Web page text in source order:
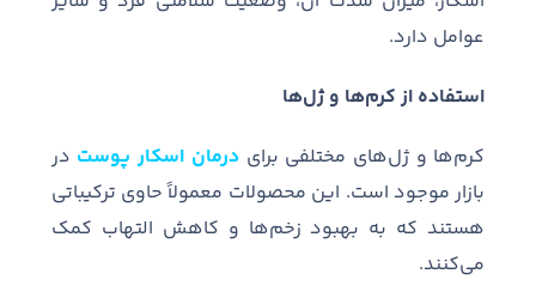
عوامل دارد.
استفاده از کرم‌ها و ژل‌ها
کرم‌ها و ژل‌های مختلفی برای درمان اسکار پوست در
بازار موجود است. این محصولات معمولاً حاوی ترکیباتی
هستند که به بهبود زخم‌ها و کاهش التهاب کمک
می‌کنند.